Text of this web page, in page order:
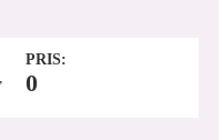
PRIS
0